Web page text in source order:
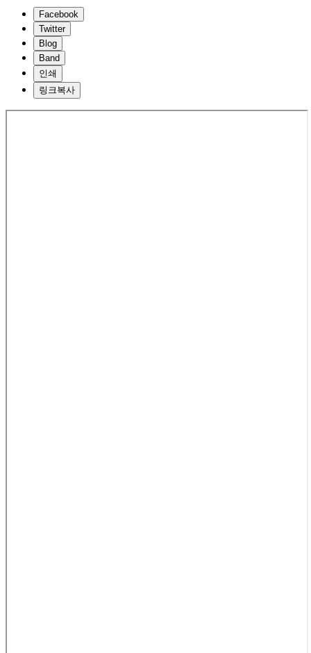
Facebook
Twitter
Blog
Band
인쇄
링크복사